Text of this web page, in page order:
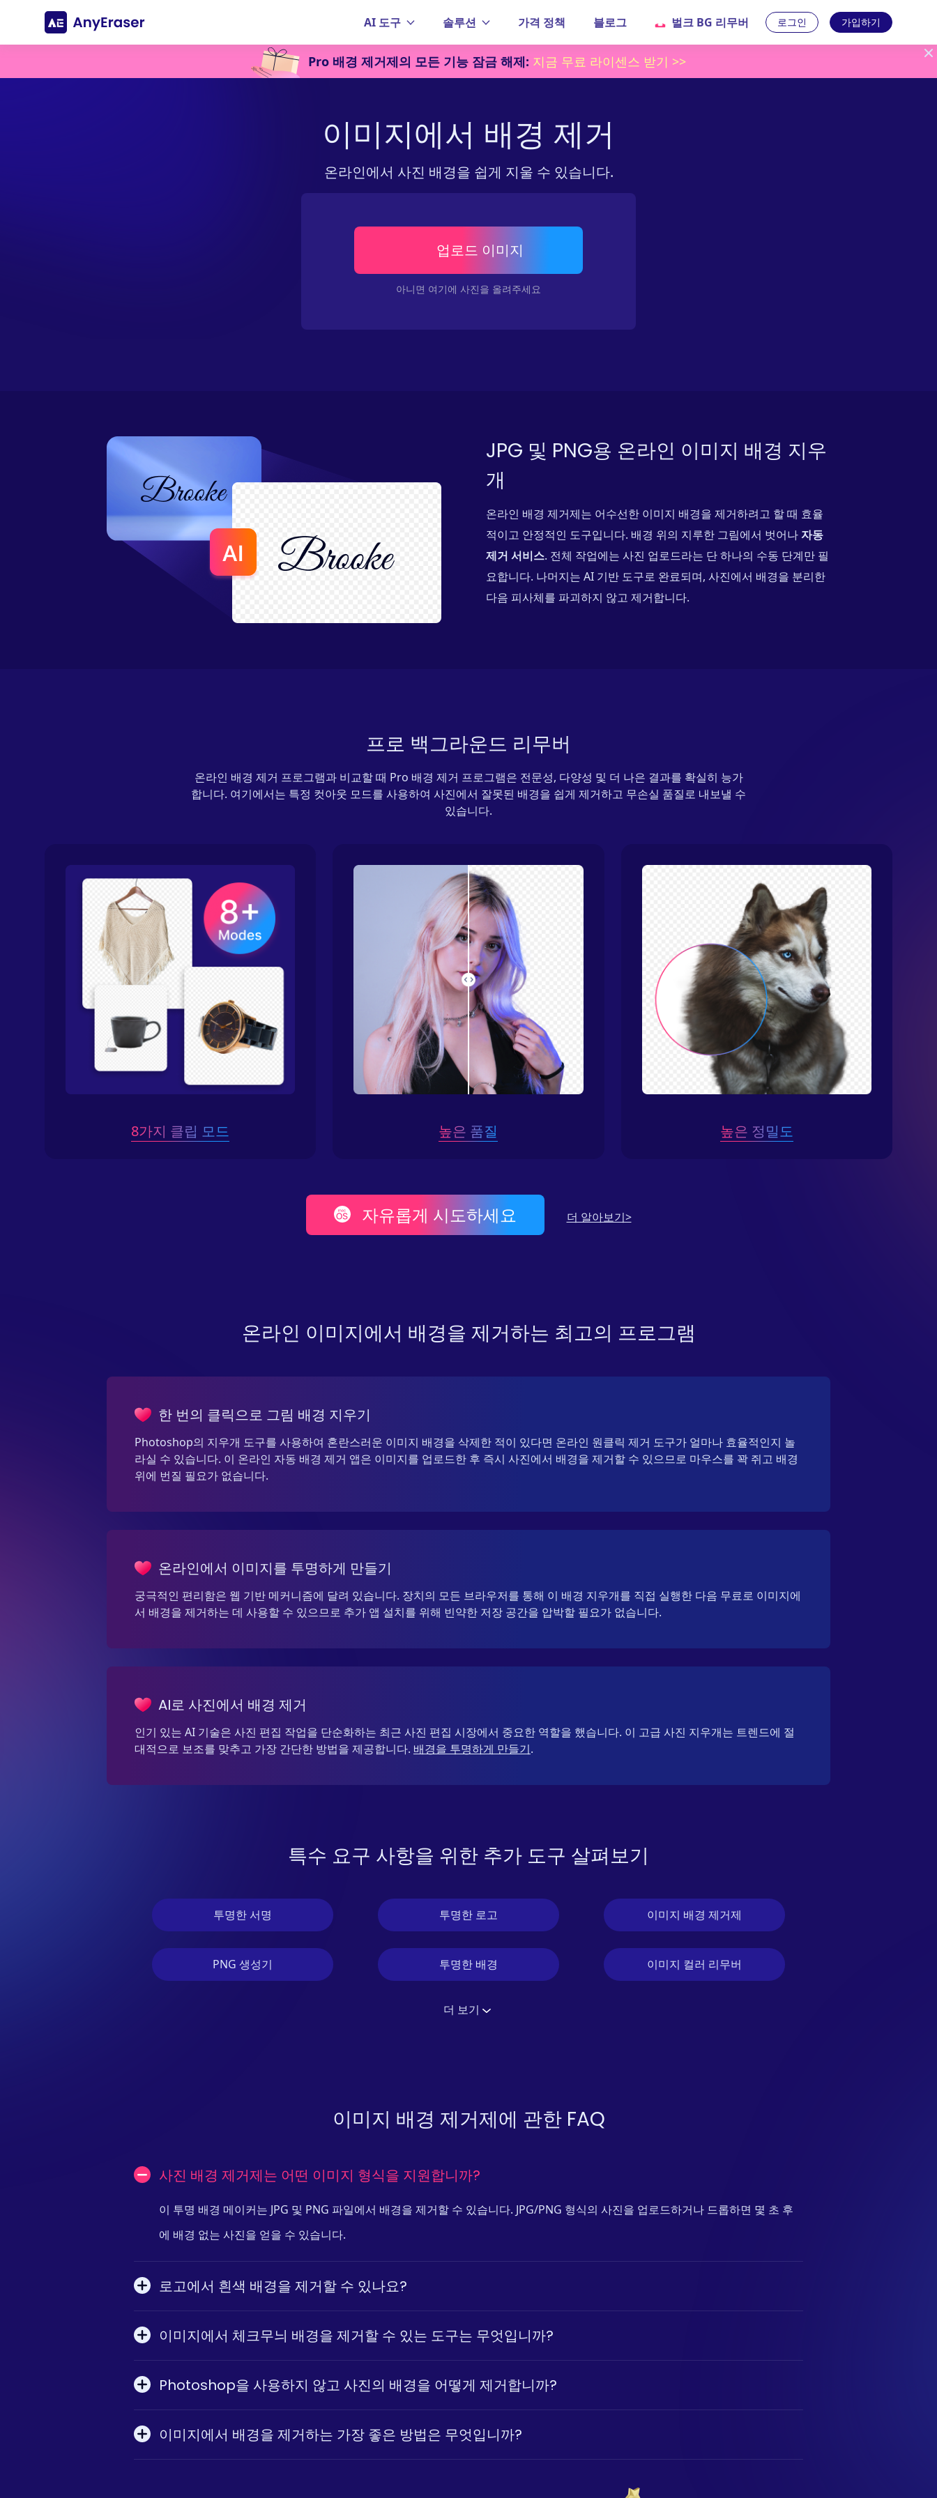
AI 도구 솔루션 가격 정책 블로그 벌크 BG 리무버 로그인 가입하기
Pro 배경 제거제의 모든 기능 잠금 해제: 지금 무료 라이센스 받기 >>
이미지에서 배경 제거
온라인에서 사진 배경을 쉽게 지울 수 있습니다.
업로드 이미지
아니면 여기에 사진을 올려주세요
JPG 및 PNG용 온라인 이미지 배경 지우
개
온라인 배경 제거제는 어수선한 이미지 배경을 제거하려고 할 때 효율
적이고 안정적인 도구입니다. 배경 위의 지루한 그림에서 벗어나자동
제거 서비스. 전체 작업에는 사진 업로드라는 단 하나의 수동 단계만 필
요합니다. 나머지는 AI 기반 도구로 완료되며, 사진에서 배경을 분리한
다음 피사체를 파괴하지 않고 제거합니다.
프로 백그라운드 리무버
온라인 배경 제거 프로그램과 비교할 때 Pro 배경 제거 프로그램은 전문성, 다양성 및 더 나은 결과를 확실히 능가
합니다. 여기에서는 특정 컷아웃 모드를 사용하여 사진에서 잘못된 배경을 쉽게 제거하고 무손실 품질로 내보낼 수
있습니다.
8가지 클립 모드 높은 품질 높은 정밀도
자유롭게 시도하세요 더 알아보기>
온라인 이미지에서 배경을 제거하는 최고의 프로그램
한 번의 클릭으로 그림 배경 지우기
Photoshop의 지우개 도구를 사용하여 혼란스러운 이미지 배경을 삭제한 적이 있다면 온라인 원클릭 제거 도구가 얼마나 효율적인지 놀
라실 수 있습니다. 이 온라인 자동 배경 제거 앱은 이미지를 업로드한 후 즉시 사진에서 배경을 제거할 수 있으므로 마우스를 꽉 쥐고 배경
위에 번질 필요가 없습니다.
온라인에서 이미지를 투명하게 만들기
궁극적인 편리함은 웹 기반 메커니즘에 달려 있습니다. 장치의 모든 브라우저를 통해 이 배경 지우개를 직접 실행한 다음 무료로 이미지에
서 배경을 제거하는 데 사용할 수 있으므로 추가 앱 설치를 위해 빈약한 저장 공간을 압박할 필요가 없습니다.
AI로 사진에서 배경 제거
인기 있는 AI 기술은 사진 편집 작업을 단순화하는 최근 사진 편집 시장에서 중요한 역할을 했습니다. 이 고급 사진 지우개는 트렌드에 절
대적으로 보조를 맞추고 가장 간단한 방법을 제공합니다. 배경을 투명하게 만들기.
특수 요구 사항을 위한 추가 도구 살펴보기
투명한 서명 투명한 로고 이미지 배경 제거제
PNG 생성기 투명한 배경 이미지 컬러 리무버
더 보기
이미지 배경 제거제에 관한 FAQ
사진 배경 제거제는 어떤 이미지 형식을 지원합니까?
이 투명 배경 메이커는 JPG 및 PNG 파일에서 배경을 제거할 수 있습니다. JPG/PNG 형식의 사진을 업로드하거나 드롭하면 몇 초 후
에 배경 없는 사진을 얻을 수 있습니다.
로고에서 흰색 배경을 제거할 수 있나요?
이미지에서 체크무늬 배경을 제거할 수 있는 도구는 무엇입니까?
Photoshop을 사용하지 않고 사진의 배경을 어떻게 제거합니까?
이미지에서 배경을 제거하는 가장 좋은 방법은 무엇입니까?